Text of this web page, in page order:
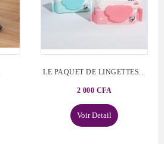
LE PAQUET DE LINGETTES...
2 000 CFA
Voir Detail